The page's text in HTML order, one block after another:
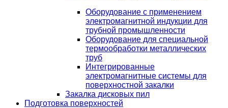
Оборудование с применением
электромагнитной индукции для
трубной промышленности
Оборудование для специальной
термообработки металлических
труб
Интегрированные
электромагнитные системы для
поверхностной закалки
Закалка дисковых пил
Подготовка поверхностей